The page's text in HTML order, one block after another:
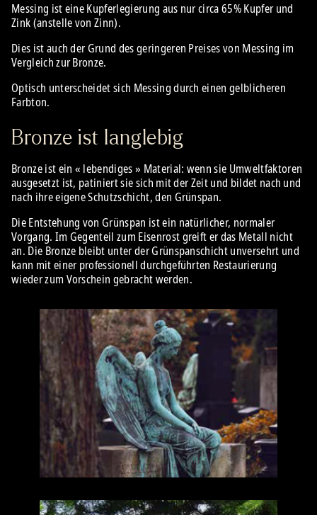
Messing ist eine Kupferlegierung aus nur circa 65% Kupfer und
Zink (anstelle von Zinn).
Dies ist auch der Grund des geringeren Preises von Messing im
Vergleich zur Bronze.
Optisch unterscheidet sich Messing durch einen gelblicheren
Farbton.
Bronze ist langlebig
Bronze ist ein « lebendiges » Material: wenn sie Umweltfaktoren
ausgesetzt ist, patiniert sie sich mit der Zeit und bildet nach und
nach ihre eigene Schutzschicht, den Grünspan.
Die Entstehung von Grünspan ist ein natürlicher, normaler
Vorgang. Im Gegenteil zum Eisenrost greift er das Metall nicht
an. Die Bronze bleibt unter der Grünspanschicht unversehrt und
kann mit einer professionell durchgeführten Restaurierung
wieder zum Vorschein gebracht werden.